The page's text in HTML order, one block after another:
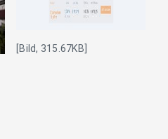
[Bild, 315.67KB]